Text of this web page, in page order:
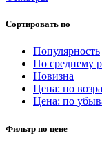
Сортировать по
Популярность
По среднему
Новизна
Цена: по
Цена: по
Фильтр по цене